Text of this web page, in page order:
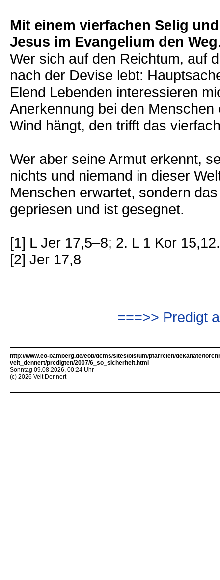
Mit einem vierfachen Selig
Jesus im Evangelium den
Wer sich auf den Reichtum, auf
nach der Devise lebt:
Elend Lebenden interessieren
Anerkennung bei den
Wind hängt, den trifft das
Wer aber seine Armut erkennt,
nichts und niemand in dieser
Menschen erwartet, sondern
gepriesen und ist gesegnet.
[1] L Jer 17,5–8; 2. L 1 Kor
[2] Jer 17,8
===>> Predigt
http://www.eo-bamberg.de/eob/dcms/sites/bistum/pfarreien/dekanate/
veit_dennert/predigten/2007/6_so_sicherheit.html
Sonntag 09.08.2026, 00:24 Uhr
(c) 2026 Veit Dennert